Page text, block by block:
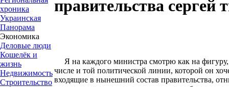
хроника
Украинская
Панорама
Экономика
Деловые люди
Кошелёк и
жизнь
Недвижимость
Строительство
правительства сергей
Я на каждого министра смотрю как на
числе и той политической линии, которой он
входящие в нынешний состав правительства,